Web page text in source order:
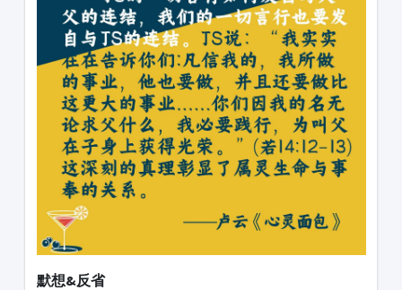
默想&反省